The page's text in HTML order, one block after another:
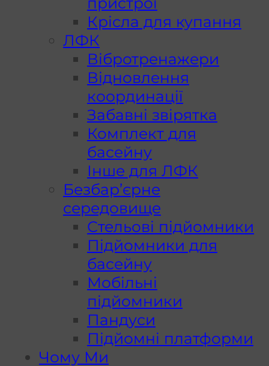
Крісла для купання
ЛФК
Вібротренажери
Відновлення
координації
Забавні звірятка
Комплект для
басейну
Інше для ЛФК
Безбар’єрне
середовище
Стельові підйомники
Підйомники для
басейну
Мобільні
підйомники
Пандуси
Підйомні платформи
Чому Ми